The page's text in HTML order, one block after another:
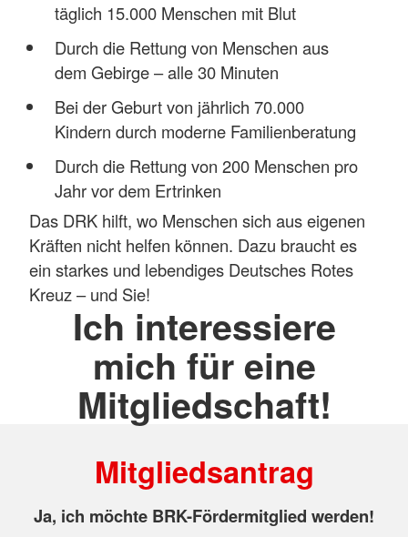
täglich 15.000 Menschen mit Blut
Durch die Rettung von Menschen aus
dem Gebirge – alle 30 Minuten
Bei der Geburt von jährlich 70.000
Kindern durch moderne Familienberatung
Durch die Rettung von 200 Menschen pro
Jahr vor dem Ertrinken
Das DRK hilft, wo Menschen sich aus eigenen
Kräften nicht helfen können. Dazu braucht es
ein starkes und lebendiges Deutsches Rotes
Kreuz – und Sie!
Ich interessiere
mich für eine
Mitgliedschaft!
Mitgliedsantrag
Ja, ich möchte BRK-Fördermitglied werden!